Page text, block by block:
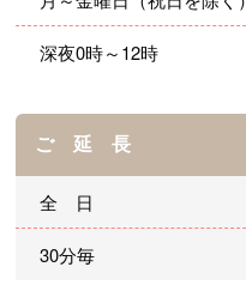
深夜0時～12時
ご 延 長
全 日
30分毎